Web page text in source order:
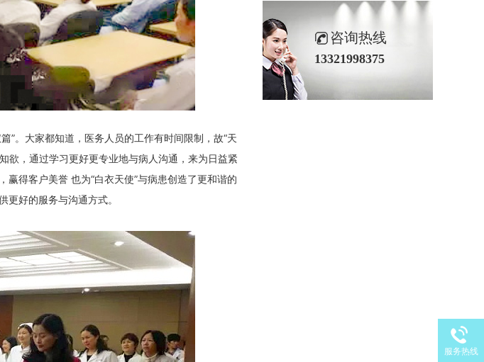
”。大家都知道，医务人员的工作有时间限制，故“天
欲，通过学习更好更专业地与病人沟通，来为日益紧
得客户美誉 也为“白衣天使”与病患创造了更和谐的
好的服务与沟通方式。
咨询热线
13321998375
服务热线